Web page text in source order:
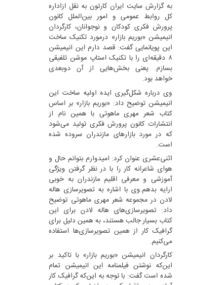
به گزارش سایت ایران کارتون به نقل ازاداره
کل روابط عمومی و امور بین‌الملل کانون
پرورش فکری کودکان و نوجوانان، کارگردان
انیمیشن «بوریم بازار» درمورد تکنیک ساخت
این پویانمایی گفت: قصد دارم این انیمیشن
۸ دقیقه‌ای را با تکنیک استاپ موشن تلفیقی
بسازم. یعنی بخش‌هایی از آن دوبعدی
خواهد بود.
وی درباره شکل‌گیری ایده اولیه ساخت این
انیمیشن توضیح داد: «بوریم بازار» بر اساس
کتاب شعر مهری ماهوتی با همین نام از
انتشارات کانون پرورش فکری تولید می‌شود
که در مورد بازارهای مازندران سروده شده
است.
اثنی‌عشری عنوان کرد: امیدوارم بتوانم حال و
هوای شاعرانه کار را با در نظر گرفتن ویژگی‌
آموزشی و معرفی اقلیم مازندران به خوبی
ارایه بدهم.وی با اشاره به تصویرسازی هاله
لادن در مجموعه شعر مهری ماهوتی توضیح
داد: تصویرسازی‌های هاله لادن برای این
کتاب بسیار جالب هستند، به همین دلیل برای
گرافیک کار از همین تصویرسازی‌ها استفاده
می‌کنیم.
کارگردان انیمیشن «بوریم بازار» با تاکید بر
این‌که نوشتن فیلمنامه این انیمیشن تمام
شده است گفت: با توجه به این‌که گرافیک کار